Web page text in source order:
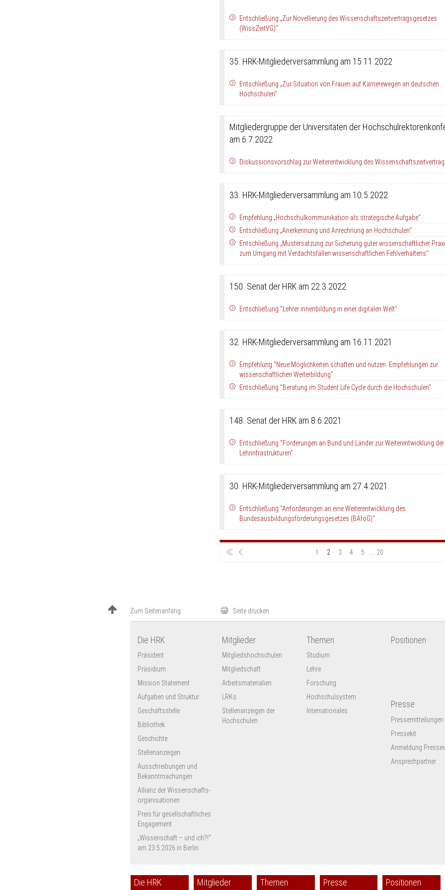
Entschließung „Zur Novellierung des Wissenschaftszeitvertragsgesetzes
(WissZeitVG)“
35. HRK-Mitgliederversammlung am 15.11.2022
Entschließung „Zur Situation von Frauen auf Karrierewegen an deutschen
Hochschulen“
Mitgliedergruppe der Universitäten der
am 6.7.2022
Diskussionsvorschlag zur Weiterentwicklung des
33. HRK-Mitgliederversammlung am 10.5.2022
Empfehlung „Hochschulkommunikation als strategische Aufgabe“
Entschließung „Anerkennung und Anrechnung an Hochschulen“
Entschließung „Mustersatzung zur Sicherung guter wissenschaftlicher
zum Umgang mit Verdachtsfällen wissenschaftlichen Fehlverhaltens“
150. Senat der HRK am 22.3.2022
Entschließung "Lehrer:innenbildung in einer digitalen Welt"
32. HRK-Mitgliederversammlung am 16.11.2021
Empfehlung "Neue Möglichkeiten schaffen und nutzen: Empfehlungen zur
wissenschaftlichen Weiterbildung"
Entschließung "Beratung im Student Life Cycle durch die Hochschulen"
148. Senat der HRK am 8.6.2021
Entschließung "Forderungen an Bund und Länder zur Weiterentwicklung
Lehrinfrastrukturen"
30. HRK-Mitgliederversammlung am 27.4.2021
Entschließung "Anforderungen an eine Weiterentwicklung des
Bundesausbildungsförderungsgesetzes (BAföG)"
1 2 3 4 5 20
Zum Seitenanfang Seite drucken
Die HRK
Präsident
Präsidium
Mission Statement
Aufgaben und Struktur
Geschäftsstelle
Bibliothek
Geschichte
Stellenanzeigen
Ausschreibungen und
Bekanntmachungen
Allianz der Wissenschafts­
organisationen
Preis für gesellschaftliches
Engagement
„Wissenschaft – und ich?!“
am 23.5.2026 in Berlin
Mitglieder
Mitgliedshochschulen
Mitgliedschaft
Arbeitsmaterialien
LRKs
Stellenanzeigen der
Hochschulen
Themen
Studium
Lehre
Forschung
Hochschulsystem
Internationales
Positionen
Presse
Pressemitteilungen
Pressekit
Anmeldung
Ansprechpartner
Die HRK Mitglieder Themen Presse Positionen